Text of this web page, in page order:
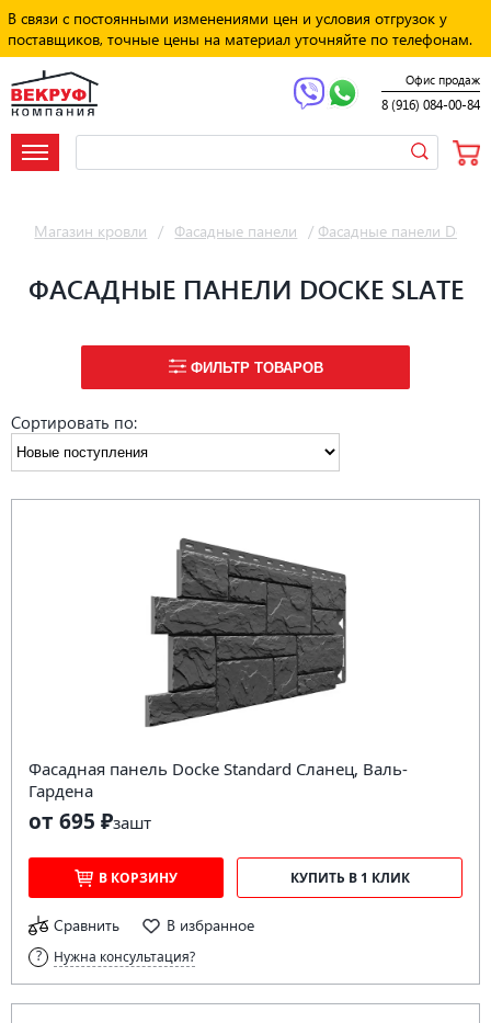
В связи с постоянными изменениями цен и условия отгрузок у
поставщиков, точные цены на материал уточняйте по телефонам.
Офис продаж
8 (916) 084-00-84
Магазин кровли / Фасадные панели / Фасадные панели Docke
ФАСАДНЫЕ ПАНЕЛИ DOCKE SLATE
Сортировать по:
ФИЛЬТР ТОВАРОВ
Фасадная панель Docke Standard Сланец, Валь-
Гардена
от 695 ₽зашт
В КОРЗИНУ КУПИТЬ В 1 КЛИК
Сравнить В избранное
Нужна консультация?